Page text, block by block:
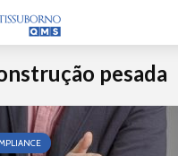
pesada